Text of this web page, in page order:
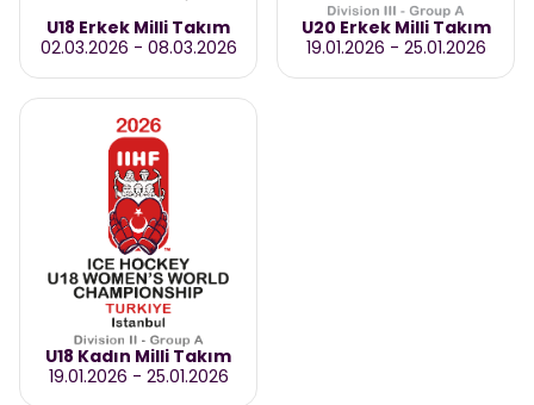
U18 Erkek Milli Takım
02.03.2026 - 08.03.2026
U20 Erkek Milli Takım
19.01.2026 - 25.01.2026
U18 Kadın Milli Takım
19.01.2026 - 25.01.2026